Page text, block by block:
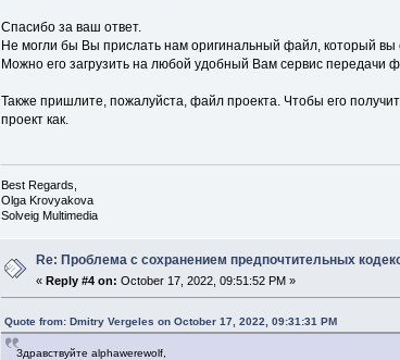
Спасибо за ваш ответ.
Не могли бы Вы прислать нам оригинальный файл, который вы
Можно его загрузить на любой удобный Вам сервис передачи
Также пришлите, пожалуйста, файл проекта. Чтобы его
проект как.
Best Regards,
Olga Krovyakova
Solveig Multimedia
Re: Проблема с сохранением предпочтительных
«Reply #4 on: October 17, 2022, 09:51:52 PM »
Quote from: Dmitry Vergeles on October 17, 2022, 09:31:31 PM
Здравствуйте alphawerewolf,